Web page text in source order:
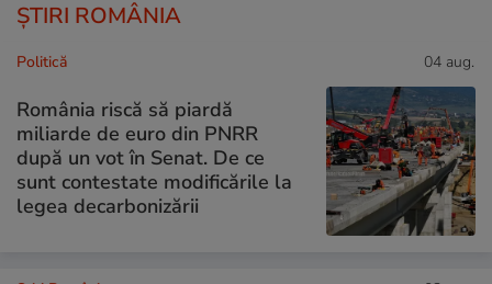
ȘTIRI ROMÂNIA
Politică 04 aug.
România riscă să piardă
miliarde de euro din PNRR
după un vot în Senat. De ce
sunt contestate modificările la
legea decarbonizării